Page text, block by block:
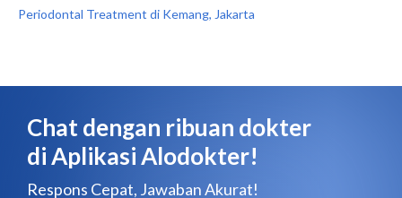
Periodontal Treatment di Kemang, Jakarta